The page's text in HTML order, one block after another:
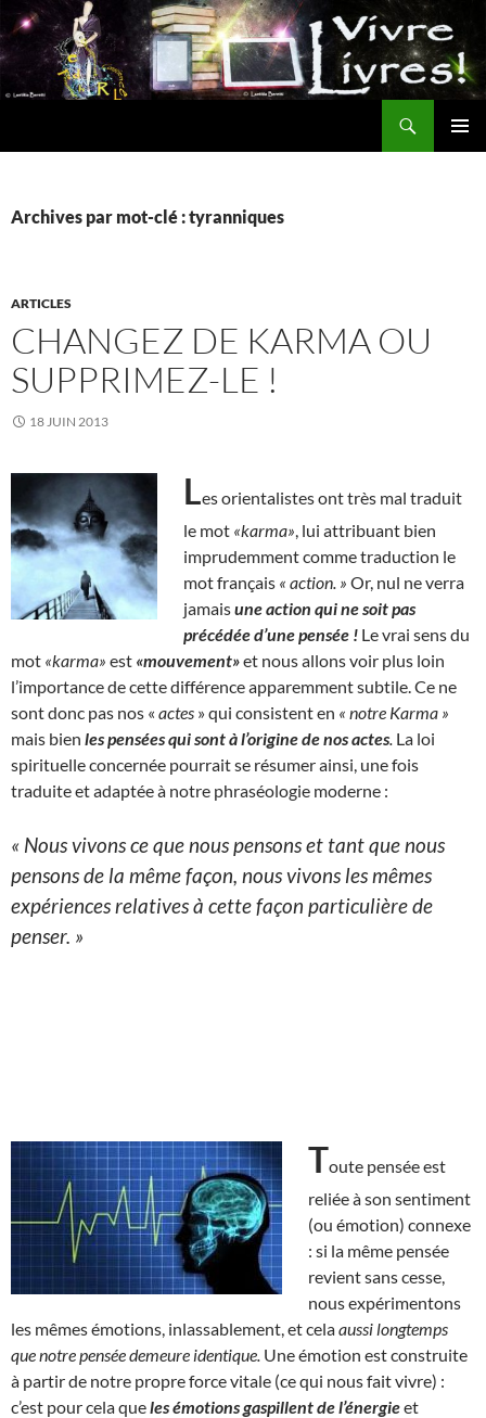
Aller
au
contenu
Archives par mot-clé : tyranniques
ARTICLES
CHANGEZ DE KARMA OU
SUPPRIMEZ-LE !
18 JUIN 2013
Les orientalistes ont très mal traduit
le mot «karma» , lui attribuant bien
imprudemment comme traduction le
mot français « action. » Or, nul ne verra
jamaisune action qui ne soit pas
précédée d’une pensée ! Le vrai sens du
mot «karma» est «mouvement»et nous allons voir plus loin
l’importance de cette différence apparemment subtile. Ce ne
sont donc pas nos « actes » qui consistent en « notre Karma »
mais bien les pensées qui sont à l’origine de nos actes La loi
spirituelle concernée pourrait se résumer ainsi, une fois
traduite et adaptée à notre phraséologie moderne :
« Nous vivons ce que nous pensons et tant que nous
pensons de la même façon, nous vivons les mêmes
expériences relatives à cette façon particulière de
penser. »
Toute pensée est
reliée à son sentiment
(ou émotion) connexe
: si la même pensée
revient sans cesse,
nous expérimentons
les mêmes émotions, inlassablement, et celaaussi longtemps
que notre pensée demeure identique. Une émotion est construite
à partir de notre propre force vitale (ce qui nous fait vivre) :
c’est pour cela queles émotions gaspillent de l’énergieet